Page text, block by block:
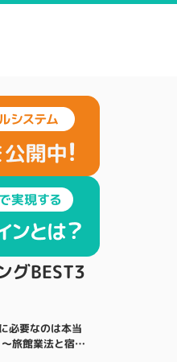
グBEST3
必要なのは本当
旅館業法と宿泊